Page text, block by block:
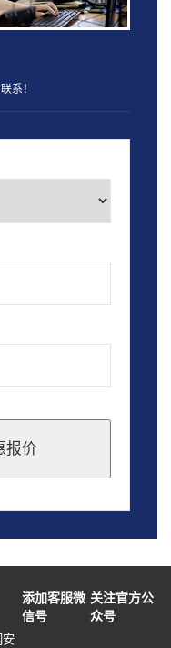
系！
报价
添加客服微
信号
关注官方公
众号
安